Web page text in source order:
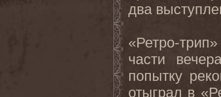
два
«Ретро-
части
попытку
отыграл в